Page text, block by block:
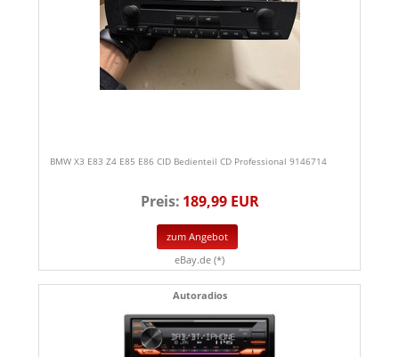
BMW X3 E83 Z4 E85 E86 CID Bedienteil CD Professional 9146714
Preis: 189,99 EUR
zum Angebot
eBay.de (*)
Autoradios